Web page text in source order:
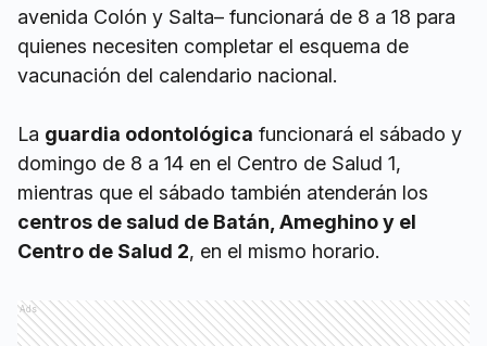
avenida Colón y Salta– funcionará de 8 a 18 para
quienes necesiten completar el esquema de
vacunación del calendario nacional.
La guardia odontológica funcionará el sábado y
domingo de 8 a 14 en el Centro de Salud 1,
mientras que el sábado también atenderán los
centros de salud de Batán, Ameghino y el
Centro de Salud 2, en el mismo horario.
Ads